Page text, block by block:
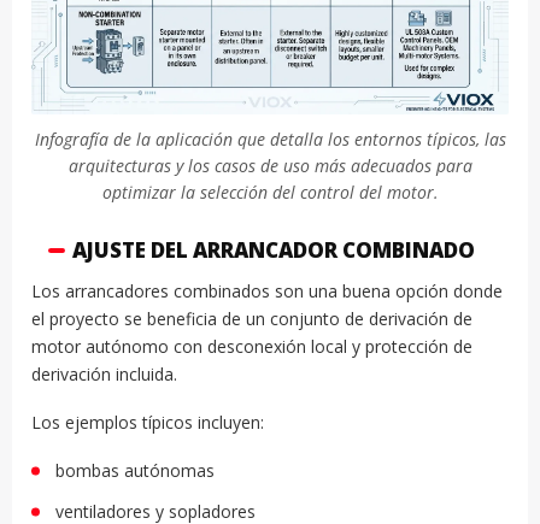
Infografía de la aplicación que detalla los entornos típicos, las
arquitecturas y los casos de uso más adecuados para
optimizar la selección del control del motor.
AJUSTE DEL ARRANCADOR COMBINADO
Los arrancadores combinados son una buena opción donde
el proyecto se beneficia de un conjunto de derivación de
motor autónomo con desconexión local y protección de
derivación incluida.
Los ejemplos típicos incluyen:
bombas autónomas
ventiladores y sopladores